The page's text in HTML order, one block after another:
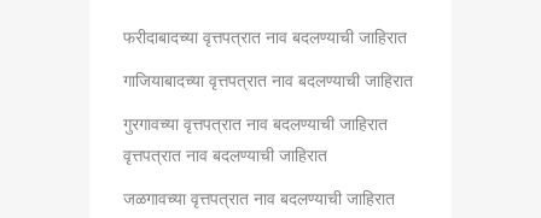
फरीदाबादच्या वृत्तपत्रात नाव बदलण्याची जाहिरात
गाजियाबादच्या वृत्तपत्रात नाव बदलण्याची जाहिरात
गुरगावच्या वृत्तपत्रात नाव बदलण्याची जाहिरात
वृत्तपत्रात नाव बदलण्याची जाहिरात
जळगावच्या वृत्तपत्रात नाव बदलण्याची जाहिरात